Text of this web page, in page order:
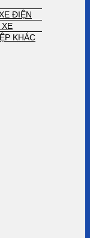
ĐIỆN
KHÁC